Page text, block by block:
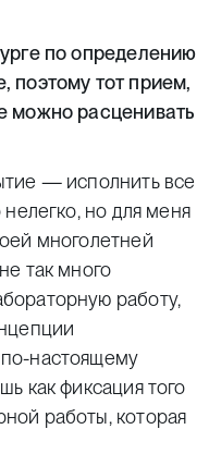
по определению
поэтому тот прием,
можно расценивать
— исполнить все
но для меня
многолетней
так много
работу,
настоящему
как фиксация того
работы, которая